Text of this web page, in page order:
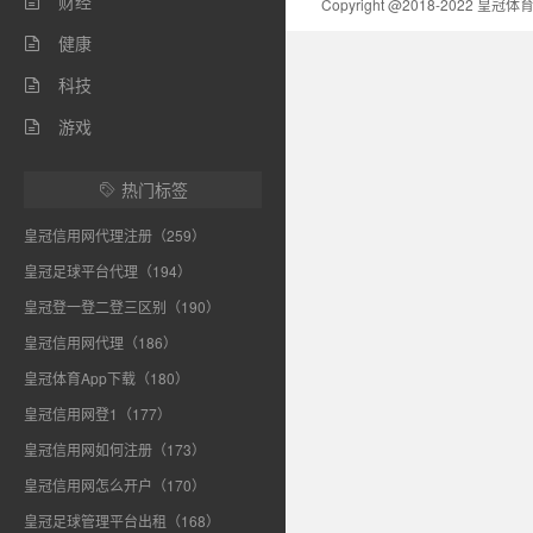
 健康
 科技
 游戏
 热门标签
皇冠信用网代理注册（259）
皇冠足球平台代理（194）
皇冠登一登二登三区别（190）
皇冠信用网代理（186）
皇冠体育App下载（180）
皇冠信用网登1（177）
皇冠信用网如何注册（173）
皇冠信用网怎么开户（170）
皇冠足球管理平台出租（168）
Copyright @2018-2022 皇冠体